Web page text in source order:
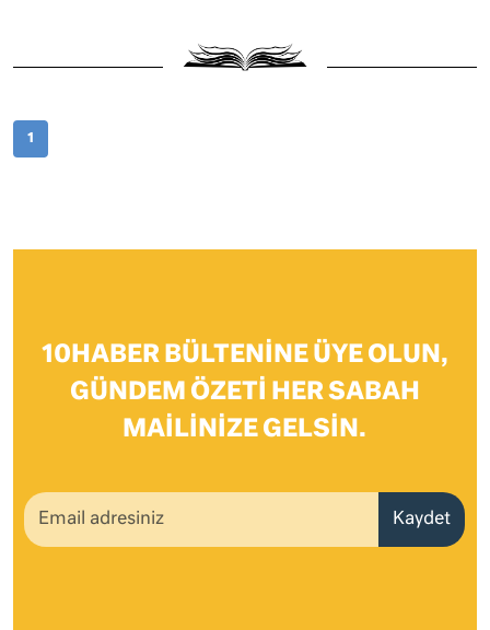
1
10HABER BÜLTENINE ÜYE OLUN,
GÜNDEM ÖZETI HER SABAH
MAILINIZE GELSIN.
Kaydet